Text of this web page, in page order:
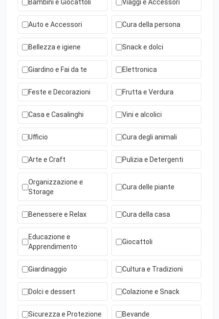
Bambini e Giocattoli Viaggi e Accessori
Auto e Accessori Cura della persona
Bellezza e igiene Snack e dolci
Giardino e Fai da te Elettronica
Feste e Decorazioni Frutta e Verdura
Casa e Casalinghi Vini e alcolici
Ufficio Cura degli animali
Arte e Craft Pulizia e Detergenti
Organizzazione e
Storage
Cura delle piante
Benessere e Relax Cura della casa
Educazione e
Apprendimento
Giocattoli
Giardinaggio Cultura e Tradizioni
Dolci e dessert Colazione e Snack
Sicurezza e Protezione Bevande